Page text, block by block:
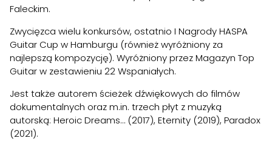
Faleckim.
Zwycięzca wielu konkursów, ostatnio I Nagrody HASPA
Guitar Cup w Hamburgu (również wyróżniony za
najlepszą kompozycję). Wyróżniony przez Magazyn Top
Guitar w zestawieniu 22 Wspaniałych.
Jest także autorem ścieżek dźwiękowych do filmów
dokumentalnych oraz m.in. trzech płyt z muzyką
autorską: Heroic Dreams… (2017), Eternity (2019), Paradox
(2021).